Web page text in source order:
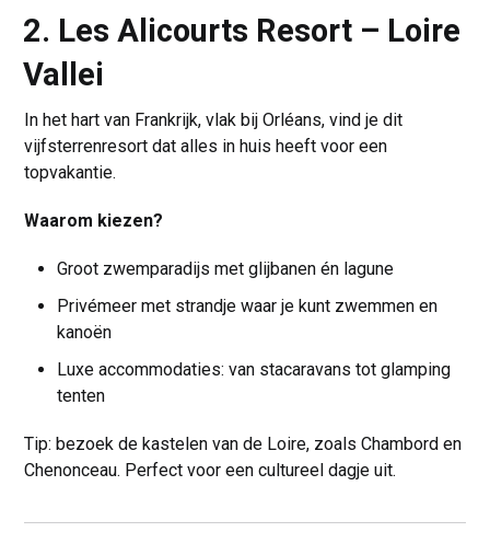
2. Les Alicourts Resort – Loire
Vallei
In het hart van Frankrijk, vlak bij Orléans, vind je dit
vijfsterrenresort dat alles in huis heeft voor een
topvakantie.
Waarom kiezen?
Groot zwemparadijs met glijbanen én lagune
Privémeer met strandje waar je kunt zwemmen en
kanoën
Luxe accommodaties: van stacaravans tot glamping
tenten
Tip: bezoek de kastelen van de Loire, zoals Chambord en
Chenonceau. Perfect voor een cultureel dagje uit.